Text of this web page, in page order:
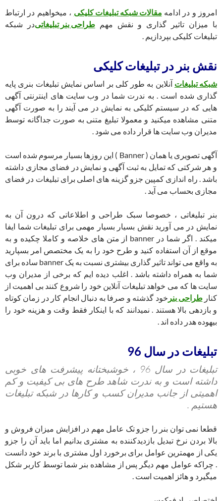
امروز و در ادامه مقالات شبکه تبلیغات کلیکی ، میخواهیم در ارتباط
با میزان تاثیر گذاری و نقش مهم طراحی بنر تبلیغاتیدر شبکه
تبلیغات کلیکی بپردازیم .
نقش بنر در تبلیغات کلیکی
شبکه تبلیغات آنلاین به طور کلی بر اساس نمایش تبلیغات بنری پایه
گذاری شده است . به ندرت شما در وب سایت های اینترنتی آگهی
هایی که در سیستم کلیکی به نمایش در می آیند را به صورت آگهی
متنی مشاهده میکنید و معمولا تبلیغ متنی به صورت جداگانه توسط
مدیران وب سایت ها قرار داده می شود .
آگهی تصویری یا همان ( Banner ) این روزها بسیار مرسوم شده است
و هر شرکتی که تمایل به ثبت آگهی و نمایش در فضای مجازی داشته
باشد . راه اندازی کمپین جزو گزینه های اصلی برای تبلیغات در فضای
مجازی بحساب می آید .
بنر تبلیغاتی ، خصوصا سبک طراحی و اطلاعاتی که درون آن به
نمایش در می آورید نقش بسیار بسیار مهمی برای تبلیغات شما ایفا
میکند . اگر شما در banner از متن های خلاصه و کاملا چکیده و به
موقع از آن استفاده کنید و طرح خود را به یک مختصص امر بسپارید
به واقع می تواند تاثیر گذاری بیشتری نسبت به یک banner ساده برای
شما به همراه داشته باشد . اغلب دیده ایم که برخی از مدیران وب
سایت ها که می خواهد تبلیغات آنلاین خود را شروع کنند بی اهمیت از
کنارطراحی بنر خود گذشته و صرفا به دنبال انجام کار در زمان کوتاه
و بازدهی بالا هستند . نمیدانند که با اینکار فقط وقت و هزینه خود را
بیهوده هدر داده اند .
تبلیغات در سال 96
تبلیغات در سال 96 ، خوشبختانه پیشرفت های خوبی
داشته است و به ندرت شاهد طرح های بی کیفیت و کم
اهمیتی از جانب مدیران کسب و کارها در شبکه تبلیغات
هستیم .
قطعا نمی توان بنر را جزو تک عامل مهم در افزایش میزان فروش و
بالا بردن نرخ تبدیل بازدیدکننده به مشتری بدانیم اما باید آن را جزو
یکی از مهمترین عوامل برای برخورد اول مشتری با برند خود دانست
. چراکه عوامل مهم دیگر پس از مشاهده بنر شما توسط کاربر شکل
میگیرد و هائز اهمیت است .